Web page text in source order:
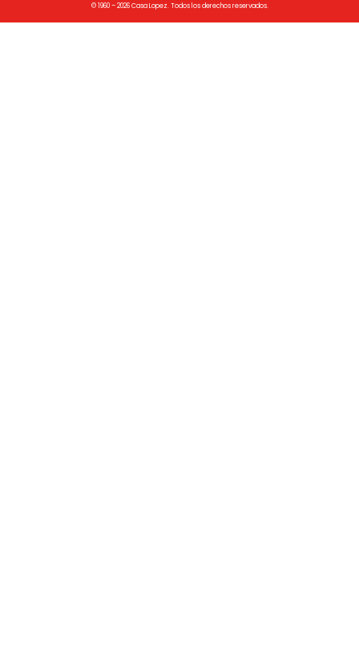
© 1960 – 2026 Casa Lopez. Todos los derechos reservados.